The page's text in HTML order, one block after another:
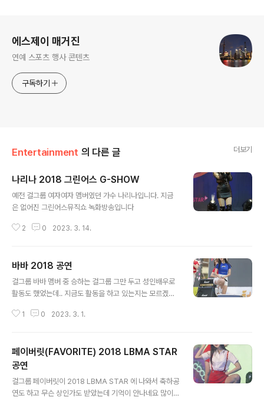
에스제이 매거진
연예 스포츠 행사 콘텐츠
구독하기
Entertainment 의 다른 글 더보기
나리나 2018 그린어스 G-SHOW
예전 걸그룹 여자여자 멤버였던 가수 나리나입니다. 지금
은 없어진 그린어스뮤직쇼 녹화방송입니다
2 0 2023. 3. 14.
바바 2018 공연
걸그룹 바바 멤버 중 승하는 걸그룹 그만 두고 성인배우로
활동도 했었는데.. 지금도 활동을 하고 있는지는 모르겠네
1 0 2023. 3. 1.
페이버릿(FAVORITE) 2018 LBMA STAR
공연
걸그룹 페이버릿이 2018 LBMA STAR 에 나와서 축하공
연도 하고 무슨 상인가도 받았는데 기억이 안나네요 많이